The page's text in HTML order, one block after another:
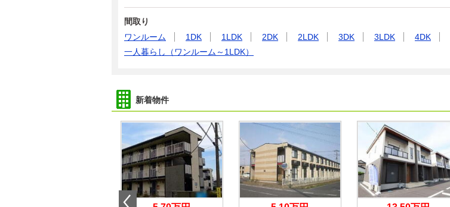
間取り
ワンルーム
1DK 1LDK 2DK 2LDK 3DK 3LDK 4DK
一人暮らし（ワンルーム～1LDK）
新着物件